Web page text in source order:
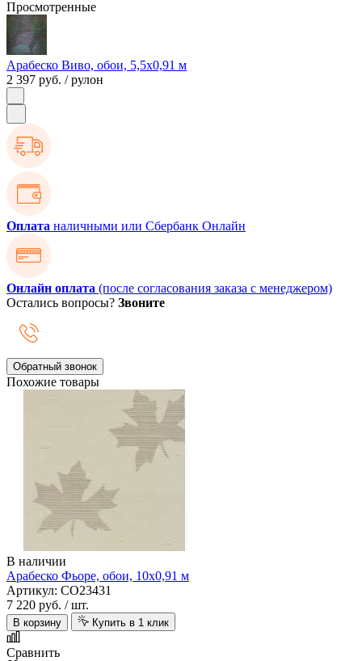
Просмотренные
Арабеско Виво, обои, 5,5х0,91 м
2 397 руб. / рулон
Оплата наличными или Сбербанк Онлайн
Онлайн оплата (после согласования заказа с менеджером)
Остались вопросы? Звоните
Обратный звонок
Похожие товары
В наличии
Арабеско Фьоре, обои, 10х0,91 м
Артикул: CO23431
7 220 руб. / шт.
В корзину Купить в 1 клик
Сравнить